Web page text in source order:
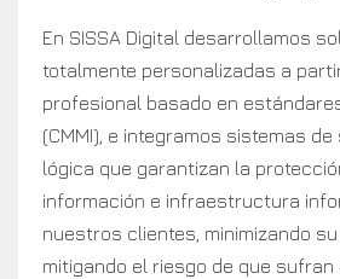
En SISSA Digital desarrollamos
totalmente personalizadas a
profesional basado en
(CMMI), e integramos sistemas
lógica que garantizan la
información e infraestructura
nuestros clientes, minimizando
mitigando el riesgo de que sufran